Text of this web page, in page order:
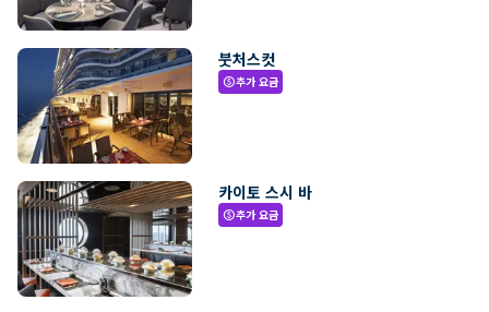
붓처스컷
paid추가 요금
카이토 스시 바
paid추가 요금